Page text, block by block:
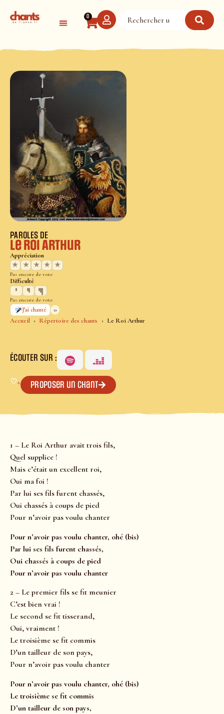
0
Accueil Répertoire des chants Le Roi Arthur
PAROLES DE
Le Roi Arthur
Appréciation
★
★ ★ ★ ★
Pas encore de vote
Difficulté
Pas encore de vote
J’ai chanté
0
ÉCOUTER SUR :
♡+ Proposer un chant
1 – Le Roi Arthur avait trois fils,
Quel supplice !
Mais c’était un excellent roi,
Oui ma foi !
Par lui ses fils furent chassés,
Oui chassés à coups de pied
Pour n’avoir pas voulu chanter
Pour n’avoir pas voulu chanter, ohé (bis)
Par lui ses fils furent chassés,
Oui chassés à coups de pied
Pour n’avoir pas voulu chanter
2 – Le premier fils se fit meunier
C’est bien vrai !
Le second se fit tisserand,
Oui, vraiment !
Le troisième se fit commis
D’un tailleur de son pays,
Pour n’avoir pas voulu chanter
Pour n’avoir pas voulu chanter, ohé (bis)
Le troisième se fit commis
D’un tailleur de son pays,